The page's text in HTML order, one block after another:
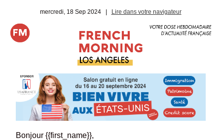
mercredi, 18 Sep 2024| Lire dans votre navigateur
Bonjour {{first_name}},